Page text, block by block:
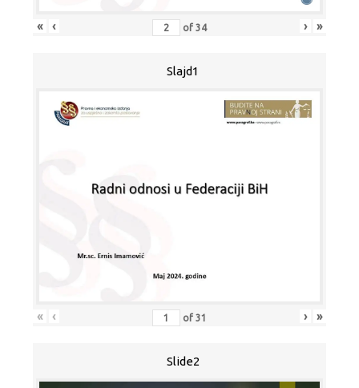
« ‹ of 34 › »
Slajd1
« ‹ of 31 › »
Slide2